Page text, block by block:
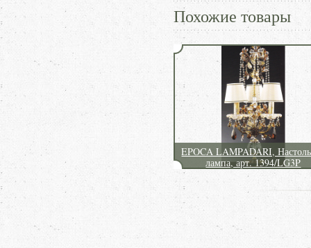
Похожие товары
EPOCA LAMPADARI,
лампа, арт. 1394/LG3P